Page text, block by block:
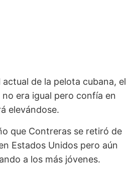
de la pelota cubana, el
era igual pero confía en
elevándose.
que Contreras se retiró de
Estados Unidos pero aún
a los más jóvenes.